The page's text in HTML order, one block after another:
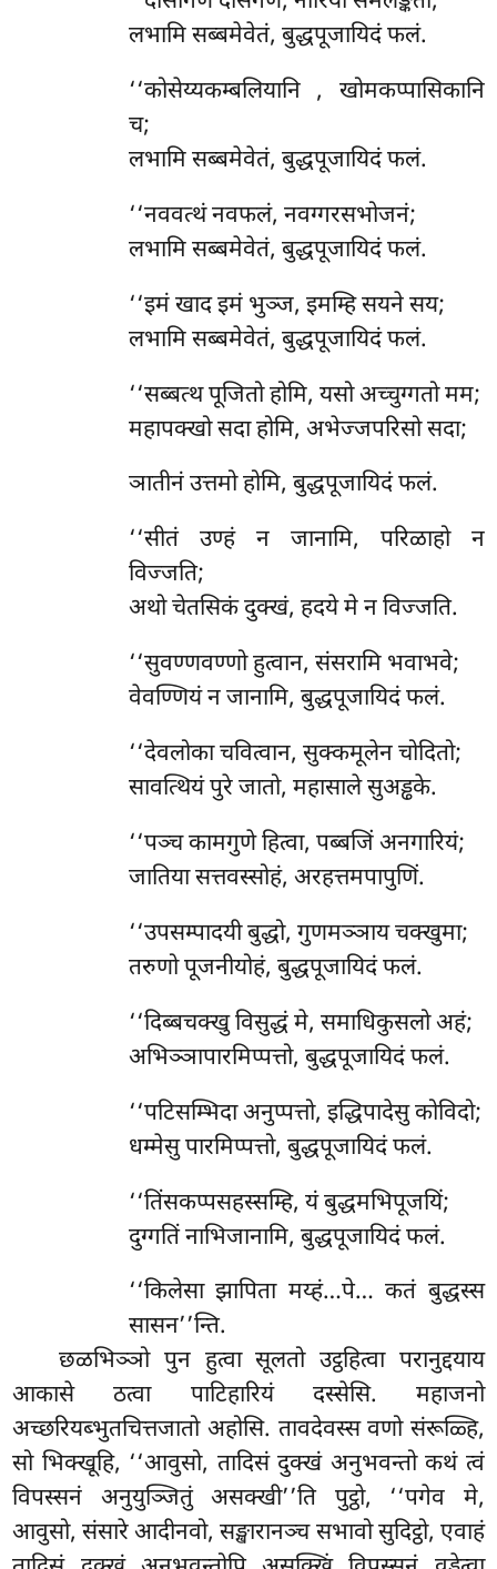
लभामि सब्बमेवेतं, बुद्धपूजायिदं फलं.
‘‘कोसेय्यकम्बलियानि , खोमकप्पासिकानि
च;
लभामि सब्बमेवेतं, बुद्धपूजायिदं फलं.
‘‘नववत्थं नवफलं, नवग्गरसभोजनं;
लभामि सब्बमेवेतं, बुद्धपूजायिदं फलं.
‘‘इमं खाद इमं भुञ्ज, इमम्हि सयने सय;
लभामि सब्बमेवेतं, बुद्धपूजायिदं फलं.
‘‘सब्बत्थ पूजितो होमि, यसो अच्चुग्गतो मम;
महापक्खो सदा होमि, अभेज्जपरिसो सदा;
ञातीनं उत्तमो होमि, बुद्धपूजायिदं फलं.
‘‘सीतं उण्हं न जानामि, परिळाहो न
विज्जति;
अथो चेतसिकं दुक्खं, हदये मे न विज्जति.
‘‘सुवण्णवण्णो हुत्वान, संसरामि भवाभवे;
वेवण्णियं न जानामि, बुद्धपूजायिदं फलं.
‘‘देवलोकाचवित्वान, सुक्कमूलेन चोदितो;
सावत्थियं पुरे जातो, महासाले सुअड्ढके.
‘‘पञ्च कामगुणे हित्वा, पब्बजिं अनगारियं;
जातिया सत्तवस्सोहं, अरहत्तमपापुणिं.
‘‘उपसम्पादयी बुद्धो, गुणमञ्ञाय चक्खुमा;
तरुणो पूजनीयोहं, बुद्धपूजायिदं फलं.
‘‘दिब्बचक्खु विसुद्धं मे, समाधिकुसलो अहं;
अभिञ्ञापारमिप्पत्तो, बुद्धपूजायिदं फलं.
‘‘पटिसम्भिदा अनुप्पत्तो, इद्धिपादेसु कोविदो;
धम्मेसु पारमिप्पत्तो, बुद्धपूजायिदं फलं.
‘‘तिंसकप्पसहस्सम्हि, यं बुद्धमभिपूजयिं;
दुग्गतिं नाभिजानामि, बुद्धपूजायिदं फलं.
‘‘किलेसा झापिता मय्हं…पे… कतं बुद्धस्स
सासन’’न्ति.
छळभिञ्ञो पुन हुत्वा सूलतो उट्ठहित्वा परानुद्दयाय
आकासे ठत्वा पाटिहारियं दस्सेसि. महाजनो
अच्छरियब्भुतचित्तजातो अहोसि. तावदेवस्स वणो संरूळ्हि,
सो भिक्खूहि, ‘‘आवुसो, तादिसं दुक्खं अनुभवन्तो कथं त्वं
विपस्सनं अनुयुञ्जितुं असक्खी’’ति पुट्ठो, ‘‘पगेव मे,
आवुसो, संसारे आदीनवो, सङ्खारानञ्च सभावो सुदिट्ठो, एवाहं